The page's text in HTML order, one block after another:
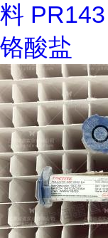
料
铬酸盐